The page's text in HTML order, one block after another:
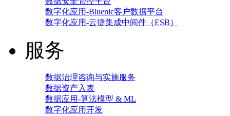
数字化应用-Bluenic客户数据平台
数字化应用-云捷集成中间件（ESB）
服务
数据治理咨询与实施服务
数据资产入表
数据应用-算法模型 & ML
数字化应用开发